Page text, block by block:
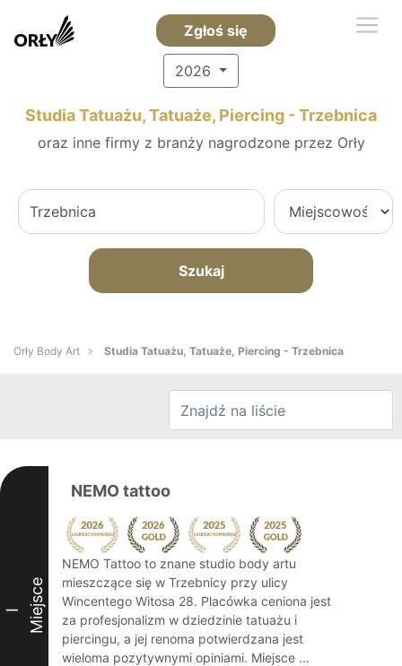
Zgłoś się
2026
Studia Tatuażu, Tatuaże, Piercing - Trzebnica
oraz inne firmy z branży nagrodzone przez Orły
Szukaj
Orły Body Art Studia Tatuażu, Tatuaże, Piercing - Trzebnica
I Miejsce
NEMO tattoo
NEMO Tattoo to znane studio body artu
mieszczące się w Trzebnicy przy ulicy
Wincentego Witosa 28. Placówka ceniona jest
za profesjonalizm w dziedzinie tatuażu i
piercingu, a jej renoma potwierdzana jest
wieloma pozytywnymi opiniami. Miejsce ...